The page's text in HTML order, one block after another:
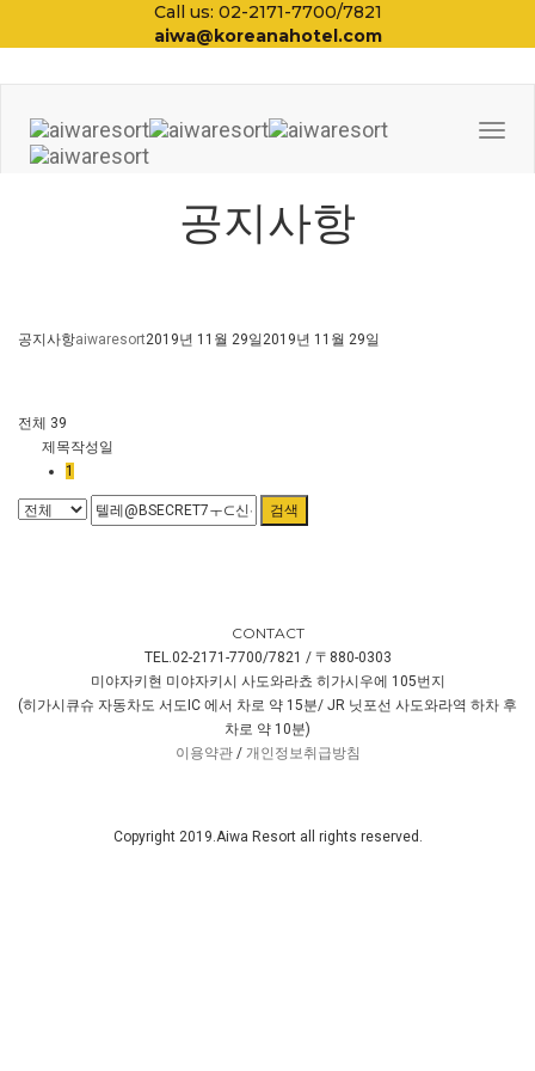
Call us: 02-2171-7700/7821
aiwa@koreanahotel.com
공지사항
공지사항aiwaresort2019년 11월 29일2019년 11월 29일
전체 39
제목작성일
1
검색
CONTACT
TEL.02-2171-7700/7821 / 〒880-0303
미야자키현 미야자키시 사도와라쵸 히가시우에 105번지
(히가시큐슈 자동차도 서도IC 에서 차로 약 15분/ JR 닛포선 사도와라역 하차 후
차로 약 10분)
이용약관/ 개인정보취급방침
Copyright 2019.Aiwa Resort all rights reserved.